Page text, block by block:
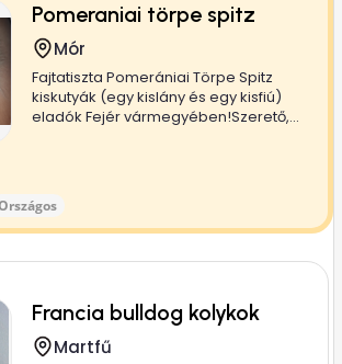
Pomeraniai törpe spitz
Mór
Fajtatiszta Pomerániai Törpe Spitz
kiskutyák (egy kislány és egy kisfiú)
eladók Fejér vármegyében!Szerető,...
Francia bulldog kolykok
Martfű